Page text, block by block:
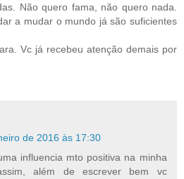
Não quero fama, não quero nada.
a mudar o mundo já são suficientes
Vc já recebeu atenção demais por
de 2016 às 17:30
influencia mto positiva na minha
além de escrever bem vc